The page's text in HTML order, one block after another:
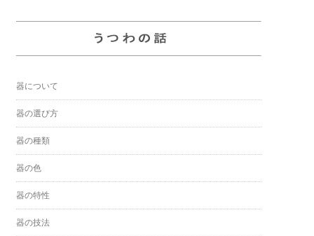
器について
器の選び方
器の種類
器の色
器の特性
器の技法